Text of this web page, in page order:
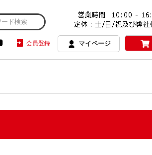
会員登録 マイページ